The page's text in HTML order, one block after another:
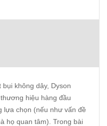
không dây, Dyson
hiệu hàng đầu
lựa chọn (nếu như vấn đề
họ quan tâm). Trong bài